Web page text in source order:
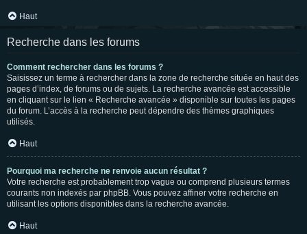
Haut
Recherche dans les forums
Comment rechercher dans les forums ?
Saisissez un terme à rechercher dans la zone de recherche située en haut des
pages d’index, de forums ou de sujets. La recherche avancée est accessible
en cliquant sur le lien « Recherche avancée » disponible sur toutes les pages
du forum. L’accès à la recherche peut dépendre des thèmes graphiques
utilisés.
Haut
Pourquoi ma recherche ne renvoie aucun résultat ?
Votre recherche est probablement trop vague ou comprend plusieurs termes
courants non indexés par phpBB. Vous pouvez affiner votre recherche en
utilisant les options disponibles dans la recherche avancée.
Haut